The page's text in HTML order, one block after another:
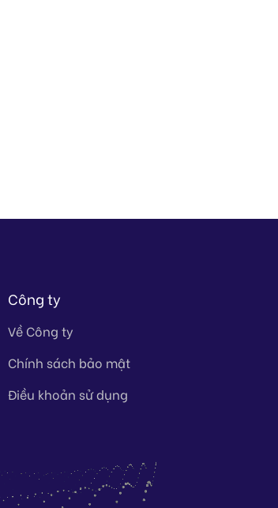
Công ty
Về Công ty
Chính sách bảo mật
Điều khoản sử dụng